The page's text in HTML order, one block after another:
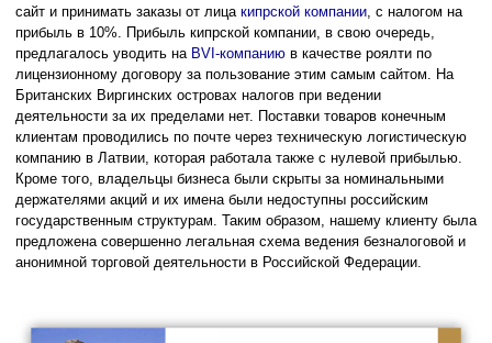
сайт и принимать заказы от лица кипрской компании , с налогом на
прибыль в 10%. Прибыль кипрской компании, в свою очередь,
предлагалось уводить на BVI-компанию в качестве роялти по
лицензионному договору за пользование этим самым сайтом. На
Британских Виргинских островах налогов при ведении
деятельности за их пределами нет. Поставки товаров конечным
клиентам проводились по почте через техническую логистическую
компанию в Латвии, которая работала также с нулевой прибылью.
Кроме того, владельцы бизнеса были скрыты за номинальными
держателями акций и их имена были недоступны российским
государственным структурам. Таким образом, нашему клиенту была
предложена совершенно легальная схема ведения безналоговой и
анонимной торговой деятельности в Российской Федерации.